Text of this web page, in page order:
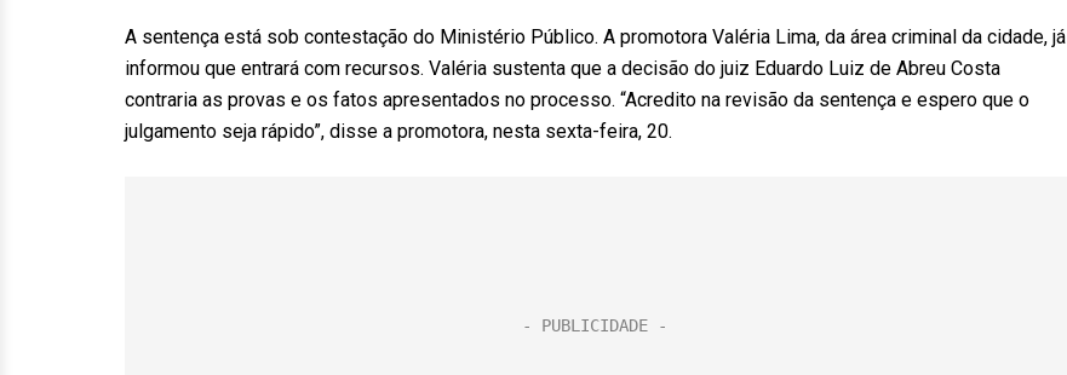
A sentença está sob contestação do Ministério Público. A promotora Valéria Lima, da área criminal da cidade, já
informou que entrará com recursos. Valéria sustenta que a decisão do juiz Eduardo Luiz de Abreu Costa
contraria as provas e os fatos apresentados no processo. “Acredito na revisão da sentença e espero que o
julgamento seja rápido”, disse a promotora, nesta sexta-feira, 20.